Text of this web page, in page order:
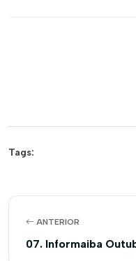
Tags:
ANTERIOR
07. Informaiba